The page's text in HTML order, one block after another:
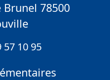
78500
57 10 95